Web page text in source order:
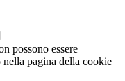
possono essere
pagina della cookie